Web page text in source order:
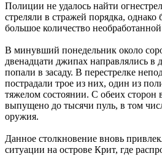
Полиции не удалось найти
стреляли в стражей порядка,
большое количество
В минувший понедельник около
двенадцати джипах направлялись в
попали в засаду. В перестрелке
пострадали трое из них, один из
тяжелом состоянии. С обеих сторон
выпущено до тысячи пуль, в том
оружия.
Данное столкновение вновь
ситуации на острове Крит, где